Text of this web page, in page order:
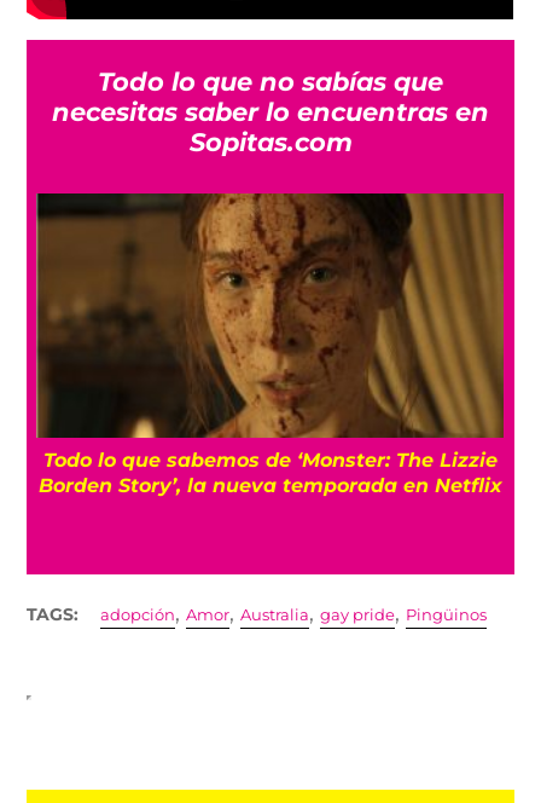
Todo lo que no sabías que
necesitas saber lo encuentras en
Sopitas.com
Todo lo que sabemos de ‘Monster: The Lizzie
Borden Story’, la nueva temporada en Netflix
TAGS: adopción,Amor,Australia,gay pride, Pingüinos